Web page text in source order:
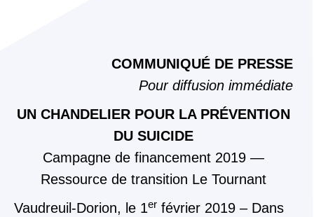
COMMUNIQUÉ DE PRESSE
Pour diffusion immédiate
UN CHANDELIER POUR LA PRÉVENTION
DU SUICIDE
Campagne de financement 2019 —
Ressource de transition Le Tournant
Vaudreuil-Dorion, le 1er février 2019 – Dans